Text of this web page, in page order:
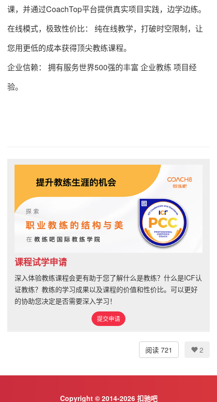
课，并通过CoachTop平台提供真实项目实践，边学边练。
在线模式，极致性价比： 纯在线教学，打破时空限制，让
您用更低的成本获得顶尖教练课程。
企业信赖： 拥有服务世界500强的丰富 企业教练 项目经
验。
课程试学申请
深入体验教练课程会更有助于您了解什么是教练？什么是ICF认
证教练？教练的学习成果以及课程的价值和性价比。可以更好
的协助您决定是否需要深入学习！
提交申请
阅读 721 2
Copyright © 2014-2026 扣驰吧